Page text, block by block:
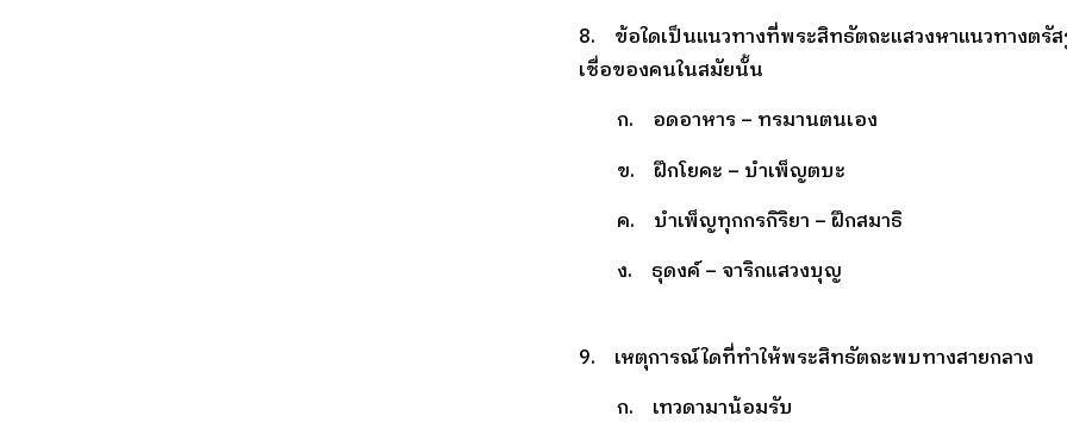
8. ข้อใดเป็นแนวทางที่พระสิทธัตถะแสวงหาแนวทางตรัส
เชื่อของคนในสมัยนั้น
ก. อดอาหาร – ทรมานตนเอง
ข. ฝึกโยคะ – บำเพ็ญตบะ
ค. บำเพ็ญทุกกรกิริยา – ฝึกสมาธิ
ง. ธุดงค์ – จาริกแสวงบุญ
9. เหตุการณ์ใดที่ทำให้พระสิทธัตถะพบทางสายกลาง
ก. เทวดามาน้อมรับ